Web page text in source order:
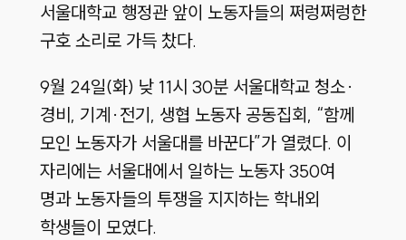
서울대학교 행정관 앞이 노동자들의 쩌렁쩌렁한
구호 소리로 가득 찼다.
9월 24일(화) 낮 11시 30분 서울대학교 청소·
경비, 기계·전기, 생협 노동자 공동집회, “함께
모인 노동자가 서울대를 바꾼다”가 열렸다. 이
자리에는 서울대에서 일하는 노동자 350여
명과 노동자들의 투쟁을 지지하는 학내외
학생들이 모였다.